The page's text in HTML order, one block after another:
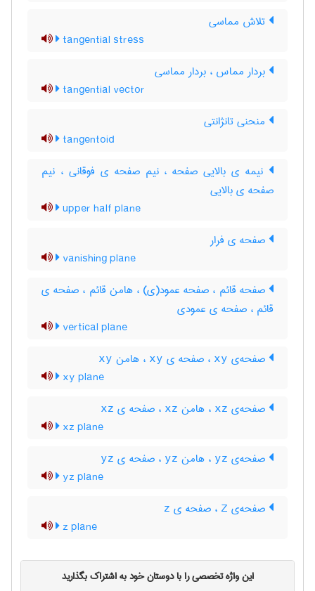
تلاش مماسی
tangential stress
بردار مماس ، بردار مماسی
tangential vector
منحنی تانژانتی
tangentoid
نیمه ی بالایی صفحه ، نیم صفحه ی فوقانی ، نیم
صفحه ی بالایی
upper half plane
صفحه ی فرار
vanishing plane
صفحه قائم ، صفحه عمود(ی) ، هامن قائم ، صفحه ی
قائم ، صفحه ی عمودی
vertical plane
صفحه‌ی xy ، صفحه ی xy ، هامن xy
xy plane
صفحه‌ی xz ، هامن xz ، صفحه ی xz
xz plane
صفحه‌ی yz ، هامن yz ، صفحه ی yz
yz plane
صفحه‌ی Z ، صفحه ی z
z plane
این واژه تخصصی را با دوستان خود به اشتراک بگذارید